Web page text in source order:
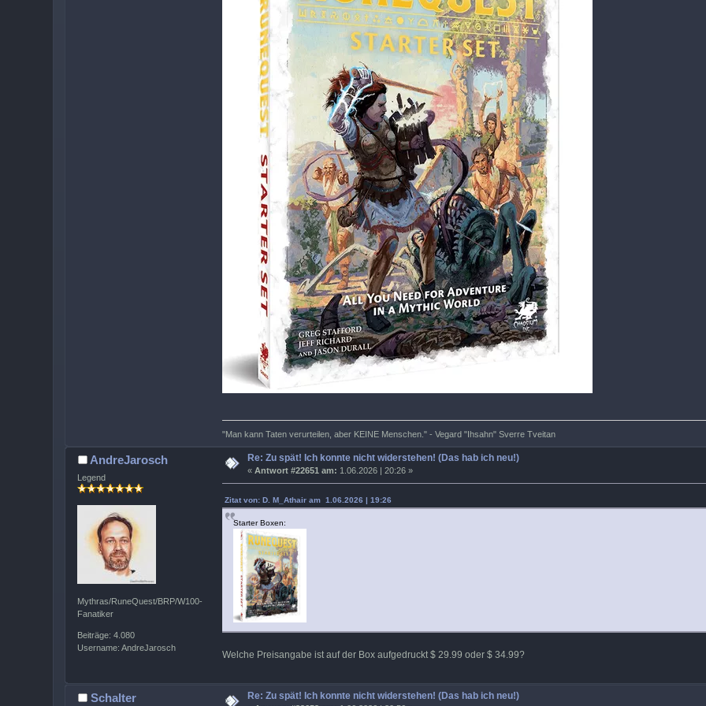
"Man kann Taten verurteilen, aber KEINE Menschen." - Vegard "Ihsahn" Sverre Tveitan
AndreJarosch
Legend
Mythras/RuneQuest/BRP/W100-
Fanatiker
Beiträge: 4.080
Username: AndreJarosch
Re: Zu spät! Ich konnte nicht widerstehen! (Das hab ich neu!)
«Antwort #22651 am: 1.06.2026 | 20:26 »
Zitat von: D. M_Athair am 1.06.2026 | 19:26
Starter Boxen:
Welche Preisangabe ist auf der Box aufgedruckt $ 29.99 oder $ 34.99?
Schalter Re: Zu spät! Ich konnte nicht widerstehen! (Das hab ich neu!)